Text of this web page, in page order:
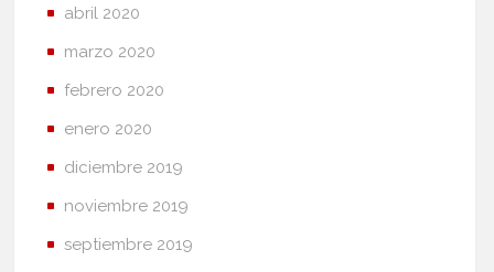
abril 2020
marzo 2020
febrero 2020
enero 2020
diciembre 2019
noviembre 2019
septiembre 2019